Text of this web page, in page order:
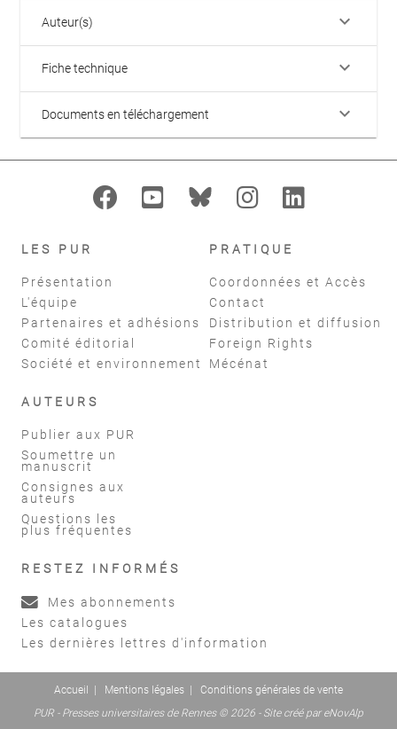
Auteur(s) keyboard_arrow_down
Fiche technique keyboard_arrow_down
Documents en téléchargement keyboard_arrow_down
LES PUR
Présentation
L'équipe
Partenaires et adhésions
Comité éditorial
Société et environnement
PRATIQUE
Coordonnées et Accès
Contact
Distribution et diffusion
Foreign Rights
Mécénat
AUTEURS
Publier aux PUR
Soumettre un
manuscrit
Consignes aux
auteurs
Questions les
plus fréquentes
RESTEZ INFORMÉS
Mes abonnements
Les catalogues
Les dernières lettres d'information
Accueil Mentions légales
Conditions générales de vente
PUR - Presses universitaires de Rennes © 2026 - Site créé par eNovAlp